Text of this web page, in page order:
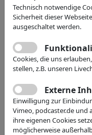
Mikro- und
gestiegen
Technisch notwendige
Sicherheit dieser
ausgeschaltet werden.
Cookies, die uns
stellen, z.B. unseren
Externe
Einwilligung zur
Vimeo, podcaster.de und
ihre eigenen Cookies
möglicherweise